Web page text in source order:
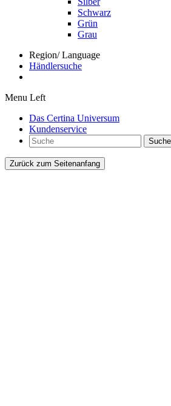
Schwarz
Grün
Grau
Region/ Language
Händlersuche
Menu Left
Das Certina Universum
Kundenservice
Suche
Zurück zum Seitenanfang